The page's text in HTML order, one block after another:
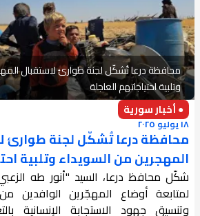
محافظة درعا تُشكّل لجنة طوارئ لاستقبال
وتلبية احتياجاتهم العاجلة
● أخبار سورية
١٨ يوليو ٢٠٢٥
محافظة درعا تُشكّل لجنة طوارئ
المهجرين من السويداء وتلبية
شكّل محافظ درعا، السيد "أنور طه
لمتابعة أوضاع المهجّرين الوافدين
وتنسيق جهود الاستجابة الإنسانية